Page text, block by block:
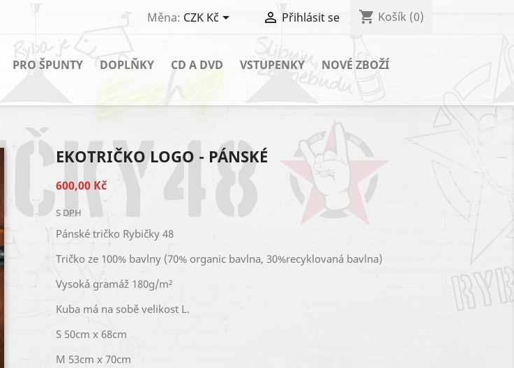
Měna: CZK Kč  Přihlásit se shopping_cart Košík (0)
PRO ŠPUNTY DOPLŇKY CD A DVD VSTUPENKY NOVÉ ZBOŽÍ
EKOTRIČKO LOGO - PÁNSKÉ
600,00 Kč
S DPH
Pánské tričko Rybičky 48
Tričko ze 100% bavlny (70% organic bavlna, 30%recyklovaná bavlna)
Vysoká gramáž 180g/m²
Kuba má na sobě velikost L.
S 50cm x 68cm
M 53cm x 70cm